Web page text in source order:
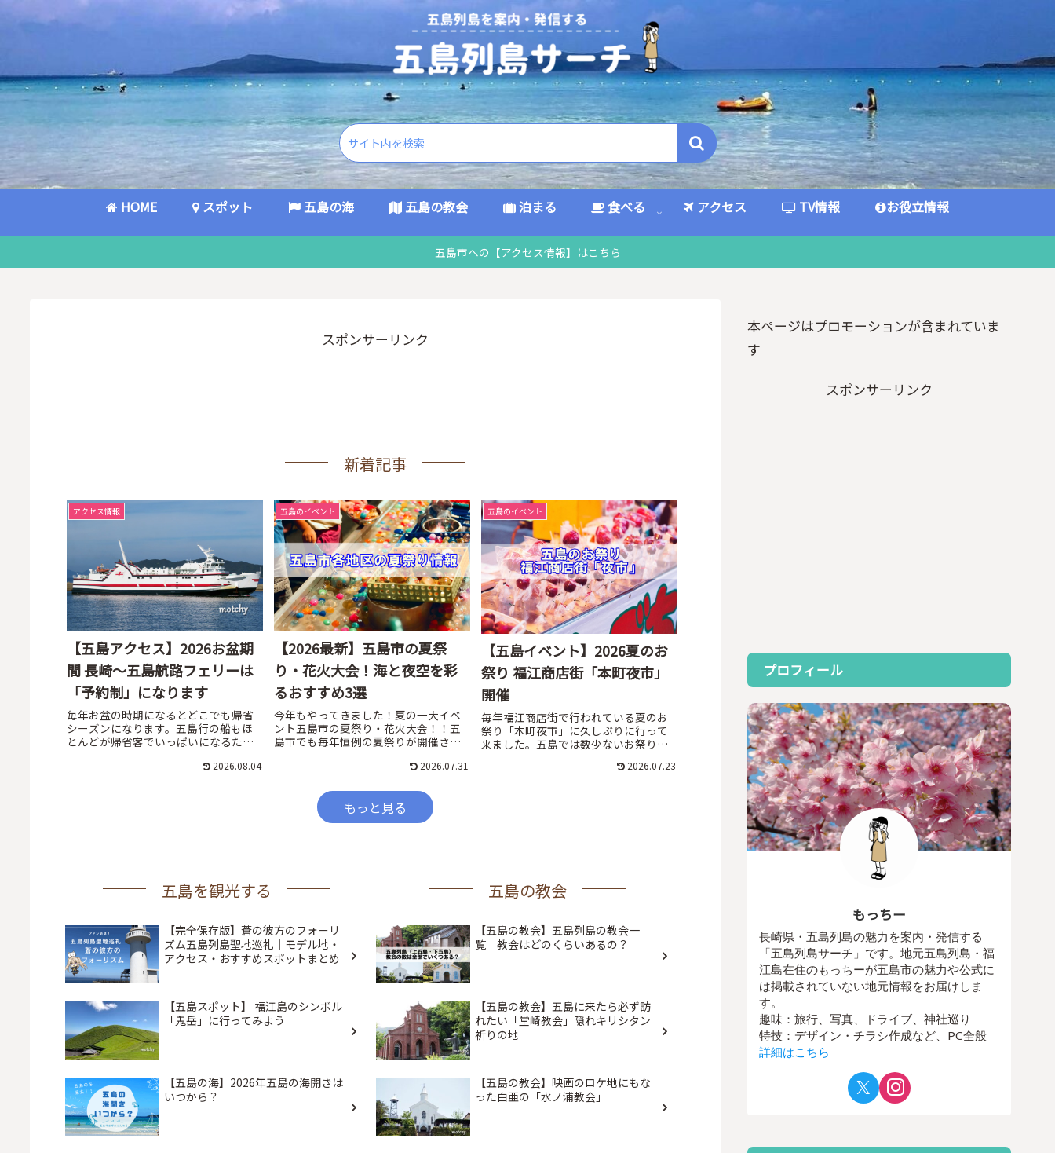
HOME スポット 五島の海 五島の教会 泊まる 食べる アクセス TV情報 お役立情報
五島市への【アクセス情報】はこちら
スポンサーリンク
新着記事
アクセス情報
【五島アクセス】2026お盆期
間 長崎～五島航路フェリーは
「予約制」になります
毎年お盆の時期になるとどこでも帰省
シーズンになります。五島行の船もほ
とんどが帰省客でいっぱいになるた
2026.08.04
五島のイベント
【2026最新】五島市の夏祭
り・花火大会！海と夜空を彩
るおすすめ3選
今年もやってきました！夏の一大イベ
ント五島市の夏祭り・花火大会！！五
島市でも毎年恒例の夏祭りが開催され
2026.07.31
五島のイベント
【五島イベント】2026夏のお
祭り 福江商店街「本町夜市」
開催
毎年福江商店街で行われている夏のお
祭り「本町夜市」に久しぶりに行って
来ました。五島では数少ないお祭りの
2026.07.23
もっと見る
五島を観光する
【完全保存版】蒼の彼方のフォーリ
ズム五島列島聖地巡礼｜モデル地・
アクセス・おすすめスポットまとめ
【五島スポット】 福江島のシンボル
「鬼岳」に行ってみよう
【五島の海】2026年五島の海開きは
いつから？
五島の教会
【五島の教会】五島列島の教会一
覧 教会はどのくらいあるの？
【五島の教会】五島に来たら必ず訪
れたい「堂崎教会」隠れキリシタン
祈りの地
【五島の教会】映画のロケ地にもな
った白亜の「水ノ浦教会」
本ページはプロモーションが含まれていま
す
スポンサーリンク
プロフィール
もっちー
長崎県・五島列島の魅力を案内・発信する
「五島列島サーチ」です。地元五島列島・福
江島在住のもっちーが五島市の魅力や公式に
は掲載されていない地元情報をお届けしま
す。
趣味：旅行、写真、ドライブ、神社巡り
特技：デザイン・チラシ作成など、PC全般
詳細はこちら